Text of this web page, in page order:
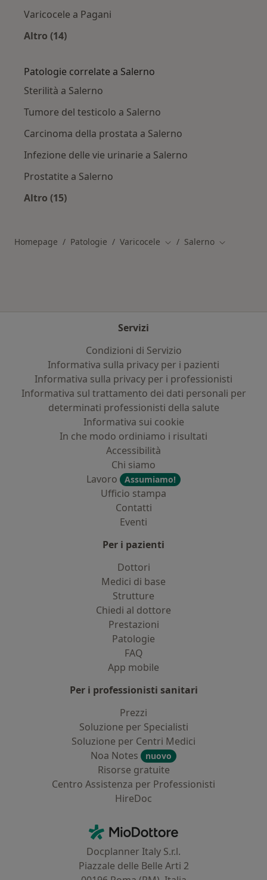
Varicocele a Pagani
Altro (14)
Patologie correlate a Salerno
Sterilità a Salerno
Tumore del testicolo a Salerno
Carcinoma della prostata a Salerno
Infezione delle vie urinarie a Salerno
Prostatite a Salerno
Altro (15)
Homepage Patologie Varicocele Cambia città
Salerno Cambia
Servizi
Condizioni di Servizio
Informativa sulla privacy per i pazienti
Informativa sulla privacy per i professionisti
Informativa sul trattamento dei dati personali per
determinati professionisti della salute
Informativa sui cookie
In che modo ordiniamo i risultati
Accessibilità
Chi siamo
Lavoro
Assumiamo!
Ufficio stampa
Contatti
Eventi
Per i pazienti
Dottori
Medici di base
Strutture
Chiedi al dottore
Prestazioni
Patologie
FAQ
App mobile
Per i professionisti sanitari
Prezzi
Soluzione per Specialisti
Soluzione per Centri Medici
Noa Notes
nuovo
Risorse gratuite
Centro Assistenza per Professionisti
HireDoc
MioDottore - Homepage
Docplanner Italy S.r.l.
Piazzale delle Belle Arti 2